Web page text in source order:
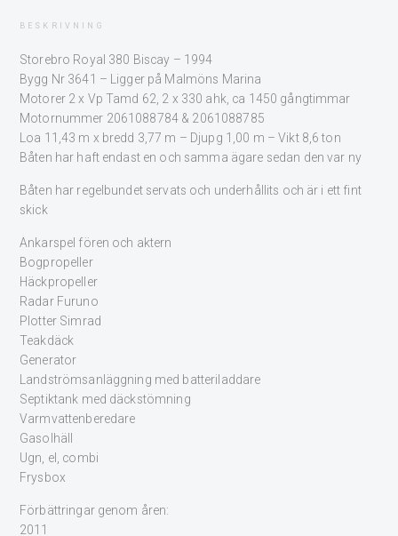
BESKRIVNING
Storebro Royal 380 Biscay – 1994
Bygg Nr 3641 – Ligger på Malmöns Marina
Motorer 2 x Vp Tamd 62, 2 x 330 ahk, ca 1450 gångtimmar
Motornummer 2061088784 & 2061088785
Loa 11,43 m x bredd 3,77 m – Djupg 1,00 m – Vikt 8,6 ton
Båten har haft endast en och samma ägare sedan den var ny
Båten har regelbundet servats och underhållits och är i ett fint
skick
Ankarspel fören och aktern
Bogpropeller
Häckpropeller
Radar Furuno
Plotter Simrad
Teakdäck
Generator
Landströmsanläggning med batteriladdare
Septiktank med däckstömning
Varmvattenberedare
Gasolhäll
Ugn, el, combi
Frysbox
Förbättringar genom åren:
2011